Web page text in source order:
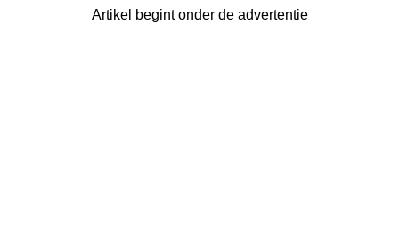
Artikel begint onder de advertentie